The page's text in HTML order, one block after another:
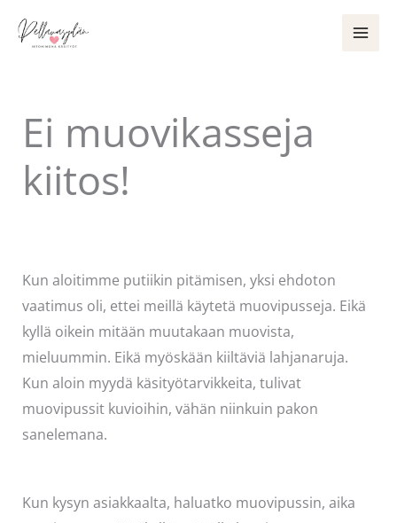
sisältöön
Ei muovikasseja
kiitos!
Kun aloitimme putiikin pitämisen, yksi ehdoton
vaatimus oli, ettei meillä käytetä muovipusseja. Eikä
kyllä oikein mitään muutakaan muovista,
mieluummin. Eikä myöskään kiiltäviä lahjanaruja.
Kun aloin myydä käsityötarvikkeita, tulivat
muovipussit kuvioihin, vähän niinkuin pakon
sanelemana.
Kun kysyn asiakkaalta, haluatko muovipussin, aika